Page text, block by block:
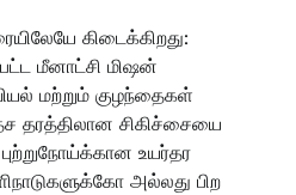
கிடைக்கிறது:
மீனாட்சி மிஷன்
மற்றும் குழந்தைகள்
தரத்திலான சிகிச்சையை
உயர்தர
அல்லது பிற